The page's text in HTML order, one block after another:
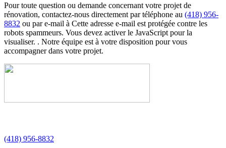
Pour toute question ou demande concernant votre projet de
rénovation, contactez-nous directement par téléphone au (418) 956-
8832 ou par e-mail à Cette adresse e-mail est protégée contre les
robots spammeurs. Vous devez activer le JavaScript pour la
visualiser. . Notre équipe est à votre disposition pour vous
accompagner dans votre projet.
(418) 956-8832